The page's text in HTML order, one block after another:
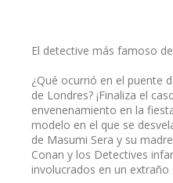
El detective más famoso de
¿Qué ocurrió en el puente
de Londres? ¡Finaliza el
envenenamiento en la
modelo en el que se
de Masumi Sera y su
Conan y los Detectives
involucrados en un extraño